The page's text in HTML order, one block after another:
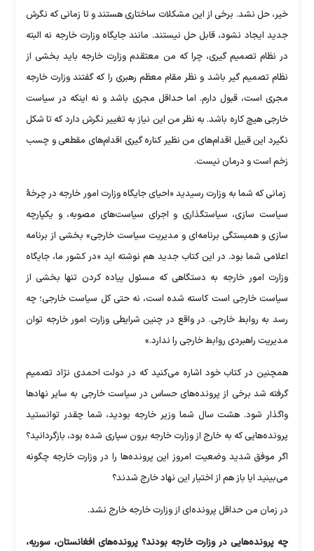
خیر، حل نشد. برخی از این مشکلات ساختاری هستند و تا زمانی که نگرش
جدید ایجاد نشود، قابل حل نیستند. مانند جایگاه وزارت خارجه نه البته
در نظام تصمیم گیری، چرا که من معتقدم وزارت خارجه باید بخشی از
نظام تصمیم گیر باشد و نظر مقام معظم رهبری را که گفتند وزارت خارجه
مجری است، قبول دارم. اما حداقل مجری باشد و نه اینکه در سیاست
خارجی هیچ کاره باشد. به نظر من این نیاز به تغییر نگرش دارد که تا شکل
نگیرد این قبیل اقدام‌های من نظیر کناره گیری اقدام‌های مقطعی و چسب
زخم است و درمان نیست.
زمانی که شما به وزارت رسیدید «احیای جایگاه وزارت امور خارجه در چرخۀ
سیاست سازی، سیاستگذاری و اجرای سیاست‌های مصوبه، و یکپارچه
سازی و همبستگی برنامه‌ای و مدیریت سیاست خارجی» بخشی از برنامه
اعلامی شما بود. در این کتاب جدید هم نوشته اید «در کشور ما، جایگاه
وزارت امور خارجه به دستگاهی که مسئول پیاده کردن تنها بخشی از
سیاست خارجی است کاسته شده است، نه حتی کل سیاست خارجی؛ چه
رسد به روابط خارجی. در واقع در چنین شرایطی وزارت امور خارجه توان
مدیریت راهبردی روابط خارجی را ندارد.»
همچنین در کتاب خود اشاره می‌کنید که در دولت احمدی نژاد تصمیم
گرفته شد برخی از پرونده‌های حساس در سیاست خارجی به سایر نهاد‌ها
واگذار شود. هشت سال شما وزیر خارجه بودید، شما چقدر توانستید
پرونده‌هایی که به خارج از وزارت خارجه برون سپاری شده بود، بازگردانید؟
اگر موفق شدید وضعیت امروز این پرونده‌ها را در وزارت خارجه چگونه
می‌بینید ایا باز هم از اختیار این نهاد خارج شدند؟
در زمان من حداقل پرونده‌ای از وزارت خارجه خارج نشد.
چه پرونده‌هایی در وزارت خارجه بودند؟ پرونده‌های افغانستان، سوریه،